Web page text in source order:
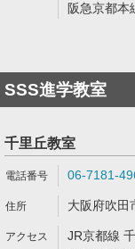
阪急京都本
SSS進学教室
千里丘教室
06-7181-
大阪府吹田
JR京都線